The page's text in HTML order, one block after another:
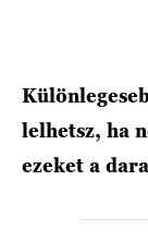
lelhetsz, ha
ezeket a